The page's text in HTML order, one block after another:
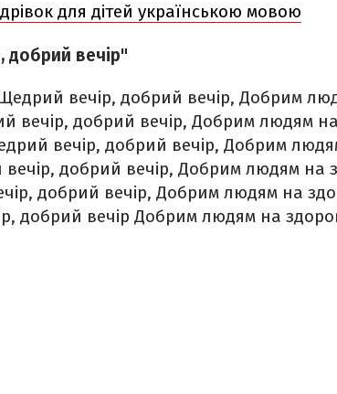
для дітей українською мовою
добрий вечір"
вечір, добрий вечір, Добрим
вечір, добрий вечір, Добрим людям
вечір, добрий вечір, Добрим
добрий вечір, Добрим людям на
добрий вечір, Добрим людям на
добрий вечір Добрим людям на